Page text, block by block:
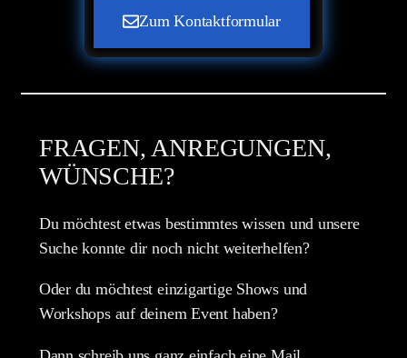
Zum Kontaktformular
FRAGEN, ANREGUNGEN,
WÜNSCHE?
Du möchtest etwas bestimmtes wissen und unsere
Suche konnte dir noch nicht weiterhelfen?
Oder du möchtest einzigartige Shows und
Workshops auf deinem Event haben?